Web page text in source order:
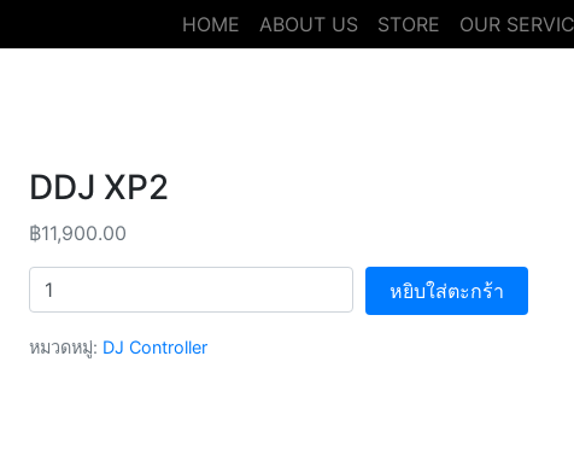
HOME ABOUT US STORE OUR
DDJ XP2
฿11,900.00
จำนวน
หยิบใส่ตะกร้า
หมวดหมู่: DJ Controller